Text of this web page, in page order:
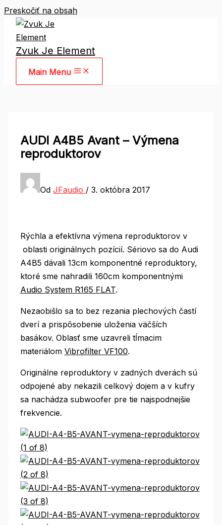
Preskočiť na obsah
Zvuk Je Element
Main Menu
AUDI A4B5 Avant – Výmena
reproduktorov
Od JFaudio / 3. októbra 2017
Rýchla a efektívna výmena reproduktorov v
oblasti originálnych pozícií. Sériovo sa do Audi
A4B5 dávali 13cm komponentné reproduktory,
ktoré sme nahradili 160cm komponentnými
Audio System R165 FLAT.
Nezaobišlo sa to bez rezania plechových častí
dverí a prispôsobenie uloženia väčších
basákov. Oblasť sme uzavreli tĺmacim
materiálom Vibrofilter VF100.
Originálne reproduktory v zadných dverách sú
odpojené aby nekazili celkový dojem a v kufry
sa nachádza subwoofer pre tie najspodnejšie
frekvencie.